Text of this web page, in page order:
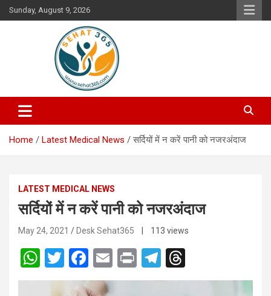
Skip
to
Sunday, August 9, 2026
Sehat365
Your's Complete Health Guide
Home Latest Medical News सर्दियों में न करें पानी को नजरअंदाज
LATEST MEDICAL NEWS
सर्दियों में न करें पानी को नजरअंदाज
May 24, 2021 Desk Sehat365 | 113 views
W
h
T
wi
F
a
E
m
Pr
in
T
el hr